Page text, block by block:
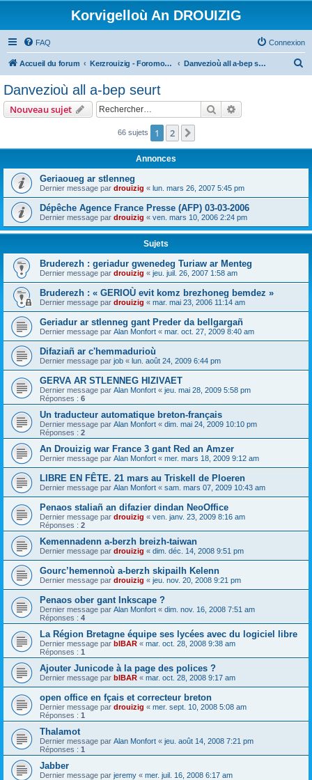
Korvigelloù An DROUIZIG
FAQ Connexion
Accueil du forum Kerzrouizig - Foromoù An Drouizig Danvezioù all a-bep seurt
e
Danvezioù all a-bep seurt
Nouveau sujet Rechercher
66 sujets 1 2
Annonces
Geriaoueg ar stlenneg
Dernier message par drouizig « lun. mars 26, 2007 5:45 pm
Dépêche Agence France Presse (AFP) 03-03-2006
Dernier message par drouizig « ven. mars 10, 2006 2:24 pm
Sujets
Bruderezh : geriadur gwenedeg Turiaw ar Menteg
Dernier message par drouizig « jeu. juil. 26, 2007 1:58 am
Bruderezh : « GERIOÙ evit komz brezhoneg bemdez »
Dernier message par drouizig « mar. mai 23, 2006 11:14 am
Geriadur ar stlenneg gant Preder da bellgargañ
Dernier message par Alan Monfort « mar. oct. 27, 2009 8:40 am
Difaziañ ar c'hemmadurioù
Dernier message par job « lun. août 24, 2009 6:44 pm
GERVA AR STLENNEG HIZIVAET
Dernier message par Alan Monfort « jeu. mai 28, 2009 5:58 pm
Réponses : 6
Un traducteur automatique breton-français
Dernier message par Alan Monfort « dim. mai 24, 2009 10:10 pm
Réponses : 2
An Drouizig war France 3 gant Red an Amzer
Dernier message par Alan Monfort « mer. mars 18, 2009 9:12 am
LIBRE EN FÊTE. 21 mars au Triskell de Ploeren
Dernier message par Alan Monfort « sam. mars 07, 2009 10:43 am
Penaos staliañ an difazier dindan NeoOffice
Dernier message par drouizig « ven. janv. 23, 2009 8:16 am
Réponses : 2
Kemennadenn a-berzh breizh-taiwan
Dernier message par drouizig « dim. déc. 14, 2008 9:51 pm
Gourc’hemennoù a-berzh skipailh Kelenn
Dernier message par drouizig « jeu. nov. 20, 2008 9:21 pm
Penaos ober gant Inkscape ?
Dernier message par Alan Monfort « dim. nov. 16, 2008 7:51 am
Réponses : 4
La Région Bretagne équipe ses lycées avec du logiciel libre
Dernier message par bIBAR « mar. oct. 28, 2008 9:38 am
Réponses : 1
Ajouter Junicode à la page des polices ?
Dernier message par bIBAR « mar. oct. 28, 2008 9:17 am
open office en fçais et correcteur breton
Dernier message par drouizig « mer. sept. 10, 2008 5:08 am
Réponses : 1
Thalamot
Dernier message par Alan Monfort « jeu. août 14, 2008 7:21 pm
Réponses : 1
Jabber
Dernier message par jeremy « mer. juil. 16, 2008 6:17 am